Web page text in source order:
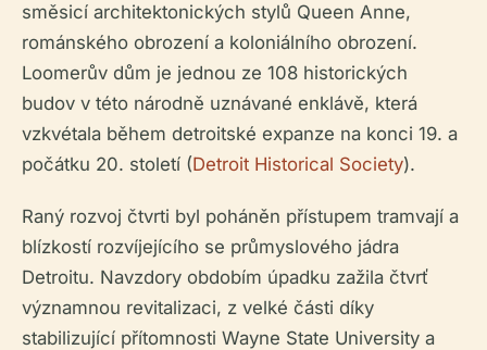
směsicí architektonických stylů Queen Anne,
románského obrození a koloniálního obrození.
Loomerův dům je jednou ze 108 historických
budov v této národně uznávané enklávě, která
vzkvétala během detroitské expanze na konci 19. a
počátku 20. století (Detroit Historical Society).
Raný rozvoj čtvrti byl poháněn přístupem tramvají a
blízkostí rozvíjejícího se průmyslového jádra
Detroitu. Navzdory obdobím úpadku zažila čtvrť
významnou revitalizaci, z velké části díky
stabilizující přítomnosti Wayne State University a